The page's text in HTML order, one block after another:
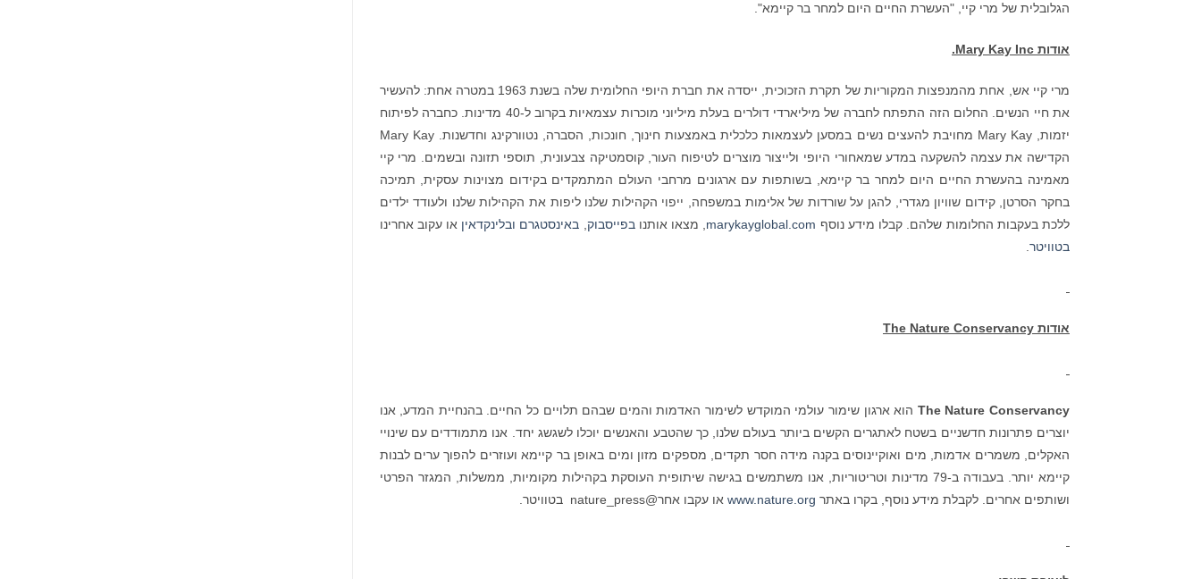
הגלובלית של מרי קיי, "העשרת החיים היום למחר בר קיימא".
אודות Mary Kay Inc.
מרי קיי אש, אחת מהמנפצות המקוריות של תקרת הזכוכית, ייסדה את חברת היופי החלומית שלה בשנת 1963 במטרה אחת: להעשיר
את חיי הנשים. החלום הזה התפתח לחברה של מיליארדי דולרים בעלת מיליוני מוכרות עצמאיות בקרוב ל-40 מדינות. כחברה לפיתוח
יזמות, Mary Kay מחויבת להעצים נשים במסען לעצמאות כלכלית באמצעות חינוך, חונכות, הסברה, נטוורקינג וחדשנות. Mary Kay
הקדישה את עצמה להשקעה במדע שמאחורי היופי ולייצור מוצרים לטיפוח העור, קוסמטיקה צבעונית, תוספי תזונה ובשמים. מרי קיי
מאמינה בהעשרת החיים היום למחר בר קיימא, בשותפות עם ארגונים מרחבי העולם המתמקדים בקידום מצוינות עסקית, תמיכה
בחקר הסרטן, קידום שוויון מגדרי, להגן על שורדות של אלימות במשפחה, ייפוי הקהילות שלנו ליפות את הקהילות שלנו ולעודד ילדים
ללכת בעקבות החלומות שלהם. קבלו מידע נוסף marykayglobal.com , מצאו אותנובפייסבוק באינסטגרם ובלינקדאין או עקוב אחרינו
בטוויטר
אודות The Nature Conservancy
The Nature Conservancy הוא ארגון שימור עולמי המוקדש לשימור האדמות והמים שבהם תלויים כל החיים. בהנחיית המדע, אנו
יוצרים פתרונות חדשניים בשטח לאתגרים הקשים ביותר בעולם שלנו, כך שהטבע והאנשים יוכלו לשגשג יחד. אנו מתמודדים עם שינויי
האקלים, משמרים אדמות, מים ואוקיינוסים בקנה מידה חסר תקדים, מספקים מזון ומים באופן בר קיימא ועוזרים להפוך ערים לבנות
קיימא יותר. בעבודה ב-79 מדינות וטריטוריות, אנו משתמשים בגישה שיתופית העוסקת בקהילות מקומיות, ממשלות, המגזר הפרטי
ושותפים אחרים. לקבלת מידע נוסף, בקרו באתר www.nature.org או עקבו אחר@nature_press בטוויטר.